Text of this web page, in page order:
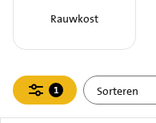
Rauwkost
Filteren
1
actief